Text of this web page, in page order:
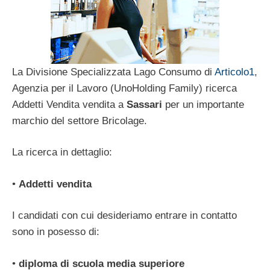
La Divisione Specializzata Lago Consumo di Articolo1,
Agenzia per il Lavoro (UnoHolding Family) ricerca
Addetti Vendita vendita aSassari per un importante
marchio del settore Bricolage.
La ricerca in dettaglio:
• Addetti vendita
I candidati con cui desideriamo entrare in contatto
sono in posesso di:
• diploma di scuola media superiore